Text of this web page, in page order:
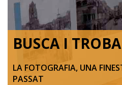
BUSCA I TROBA
LA FOTOGRAFIA, UNA
PASSAT